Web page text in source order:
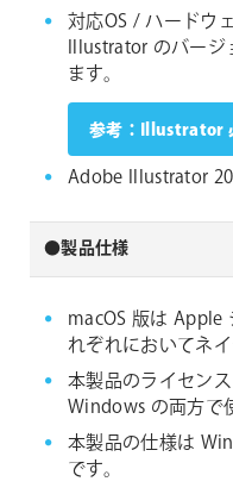
対応OS / ハードウ
Illustrator のバージ
ます。
参考：Illustrator
Adobe Illustrator
●製品仕様
macOS 版は Apple
れぞれにおいてネ
本製品のライセン
Windows の両方で
本製品の仕様は
です。